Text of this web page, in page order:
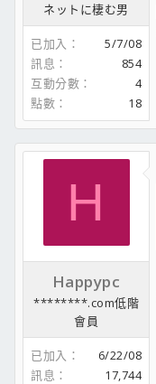
ネットに棲む男
已加入
5/7/08
訊息
854
互動分數
4
點數
18
H
Happypc
********.com低階
會員
已加入
6/22/08
訊息
17,744